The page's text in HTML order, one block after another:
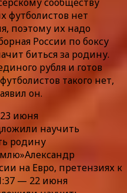
футболистов нет
поэтому их надо
России по боксу
биться за родину.
рубля и готов
такого нет,
он.
июня
на Евро, претензиях к
— 22 июня